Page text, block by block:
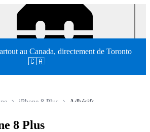
au Canada, directement de Toronto
🇨🇦
Adhésifs
iPhone 8 Plus
8 Plus